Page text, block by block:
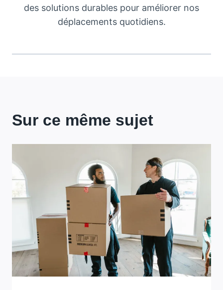
des solutions durables pour améliorer nos
déplacements quotidiens.
Sur ce même sujet